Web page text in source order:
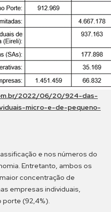
2022/06/20/924-das-
micro-e-de-pequeno-
e nos números do
Entretanto, ambos os
concentração de
empresas individuais,
(92,4%).